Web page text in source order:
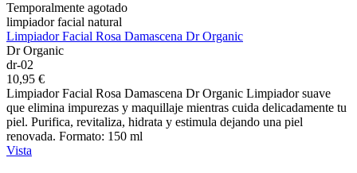
Temporalmente agotado
limpiador facial natural
Limpiador Facial Rosa Damascena Dr Organic
Dr Organic
dr-02
10,95 €
Limpiador Facial Rosa Damascena Dr Organic Limpiador suave
que elimina impurezas y maquillaje mientras cuida delicadamente tu
piel. Purifica, revitaliza, hidrata y estimula dejando una piel
renovada. Formato: 150 ml
Vista